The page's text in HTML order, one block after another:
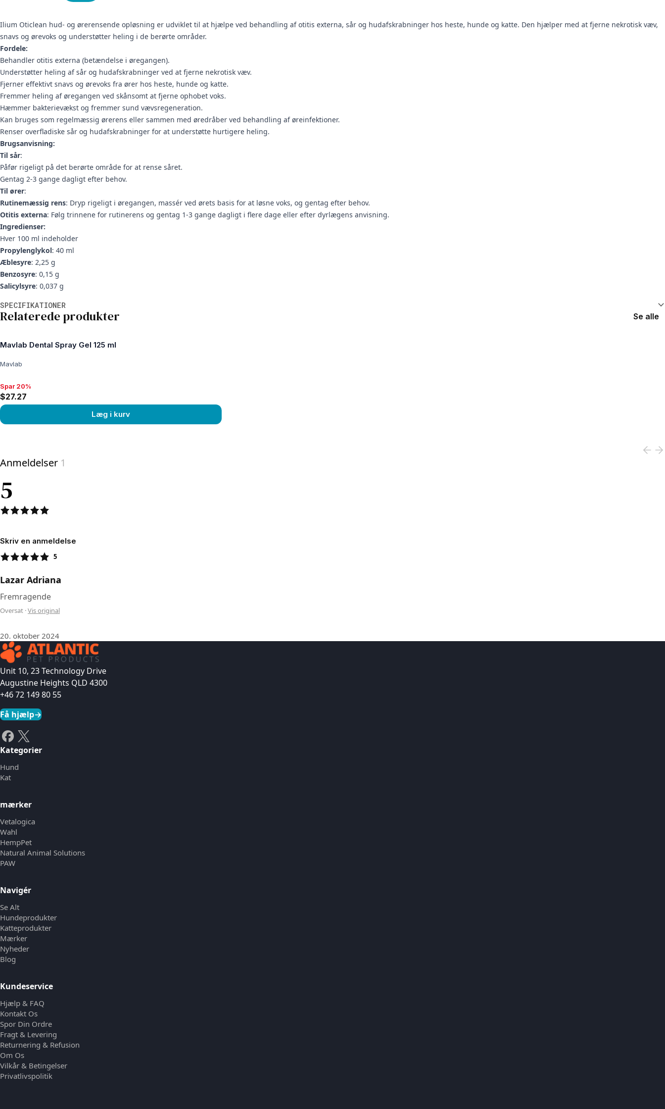
Ilium Oticlean hud- og ørerensende opløsning er udviklet til at hjælpe ved behandling af otitis externa, sår og hudafskrabninger hos heste, hunde og katte. Den hjælper med at fjerne nekrotisk væv,
snavs og ørevoks og understøtter heling i de berørte områder.
Fordele:
Behandler otitis externa (betændelse i øregangen).
Understøtter heling af sår og hudafskrabninger ved at fjerne nekrotisk væv.
Fjerner effektivt snavs og ørevoks fra ører hos heste, hunde og katte.
Fremmer heling af øregangen ved skånsomt at fjerne ophobet voks.
Hæmmer bakterievækst og fremmer sund vævsregeneration.
Kan bruges som regelmæssig ørerens eller sammen med øredråber ved behandling af øreinfektioner.
Renser overfladiske sår og hudafskrabninger for at understøtte hurtigere heling.
Brugsanvisning:
Til sår:
Påfør rigeligt på det berørte område for at rense såret.
Gentag 2-3 gange dagligt efter behov.
Til ører:
Rutinemæssig rens: Dryp rigeligt i øregangen, massér ved ørets basis for at løsne voks, og gentag efter behov.
Otitis externa: Følg trinnene for rutinerens og gentag 1-3 gange dagligt i flere dage eller efter dyrlægens anvisning.
Ingredienser:
Hver 100 ml indeholder
Propylenglykol: 40 ml
Æblesyre: 2,25 g
Benzosyre: 0,15 g
Salicylsyre: 0,037 g
SPECIFIKATIONER
Relaterede produkter Se alle
Mavlab Dental Spray Gel 125 ml
Mavlab
Spar 20%, $27.27
Spar 20%
$27.27
Læg i kurv
Anmeldelser 1
5
Skriv en anmeldelse
5
Lazar Adriana
Fremragende
Oversat ·Vis original
20. oktober 2024
Unit 10, 23 Technology Drive
Augustine Heights QLD 4300
+46 72 149 80 55
Få hjælp→
Kategorier
Hund
Kat
mærker
Vetalogica
Wahl
HempPet
Natural Animal Solutions
PAW
Navigér
Se Alt
Hundeprodukter
Katteprodukter
Mærker
Nyheder
Blog
Kundeservice
Hjælp & FAQ
Kontakt Os
Spor Din Ordre
Fragt & Levering
Returnering & Refusion
Om Os
Vilkår & Betingelser
Privatlivspolitik